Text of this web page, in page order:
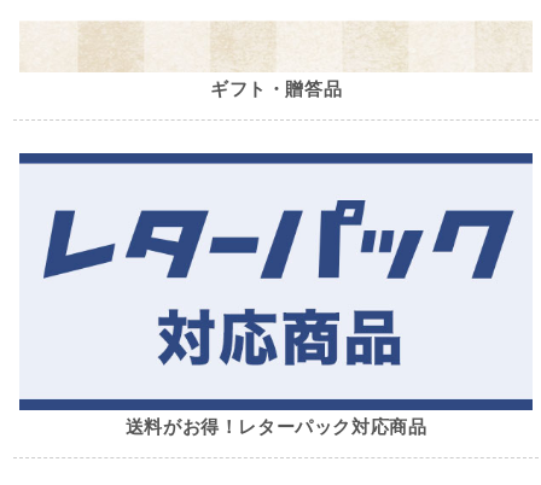
ギフト・贈答品
送料がお得！レターパック対応商品